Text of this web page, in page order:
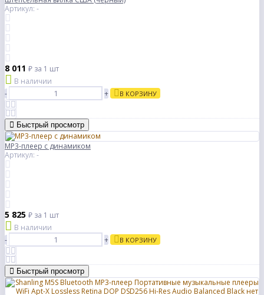
Артикул: -
8 011 ₽ за 1 шт
В наличии
-
+ В КОРЗИНУ
Быстрый просмотр
MP3-плеер с динамиком
Артикул: -
5 825 ₽ за 1 шт
В наличии
-
+ В КОРЗИНУ
Быстрый просмотр